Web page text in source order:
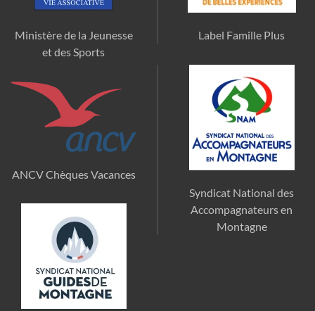
Ministère de la Jeunesse
et des Sports
Label Famille Plus
ANCV Chèques Vacances
Syndicat National des
Accompagnateurs en
Montagne